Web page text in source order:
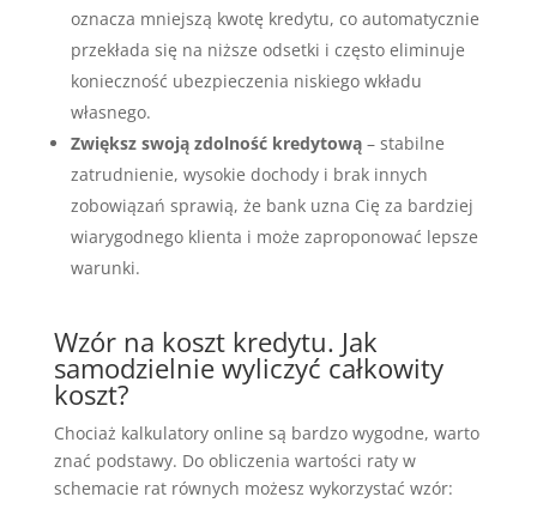
oznacza mniejszą kwotę kredytu, co automatycznie
przekłada się na niższe odsetki i często eliminuje
konieczność ubezpieczenia niskiego wkładu
własnego.
Zwiększ swoją zdolność kredytową– stabilne
zatrudnienie, wysokie dochody i brak innych
zobowiązań sprawią, że bank uzna Cię za bardziej
wiarygodnego klienta i może zaproponować lepsze
warunki.
Wzór na koszt kredytu. Jak
samodzielnie wyliczyć całkowity
koszt?
Chociaż kalkulatory online są bardzo wygodne, warto
znać podstawy. Do obliczenia wartości raty w
schemacie rat równych możesz wykorzystać wzór: